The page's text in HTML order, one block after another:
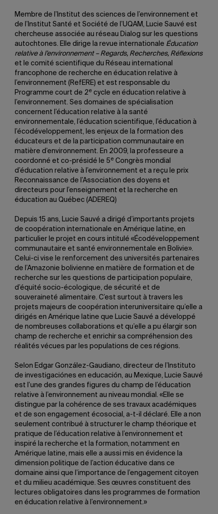
Membre de l’Institut des sciences de l’environnement et
de l’Institut Santé et Société de l’UQAM, Lucie Sauvé est
chercheuse associée au réseau Dialog sur les questions
autochtones. Elle dirige la revue internationale Éducation
relative à l’environnement – Regards, Recherches, Réflexions
et le comité scientifique du Réseau international
francophone de recherche en éducation relative à
l’environnement (RefERE) et est responsable du
Programme court de 2 e cycle en éducation relative à
l’environnement. Ses domaines de spécialisation
concernent l’éducation relative à la santé
environnementale, l’éducation scientifique, l’éducation à
l’écodéveloppement, les enjeux de la formation des
éducateurs et de la participation communautaire en
matière d’environnement. En 2009, la professeure a
coordonné et co-présidé le 5 e Congrès mondial
d’éducation relative à l’environnement et a reçu le prix
Reconnaissance de l’Association des doyens et
directeurs pour l’enseignement et la recherche en
éducation au Québec (ADEREQ)
Depuis 15 ans, Lucie Sauvé a dirigé d’importants projets
de coopération internationale en Amérique latine, en
particulier le projet en cours intitulé «Écodéveloppement
communautaire et santé environnementale en Bolivie».
Celui-ci vise le renforcement des universités partenaires
de l’Amazonie bolivienne en matière de formation et de
recherche sur les questions de participation populaire,
d’équité socio-écologique, de sécurité et de
souveraineté alimentaire. C’est surtout à travers les
projets majeurs de coopération interuniversitaire qu’elle a
dirigés en Amérique latine que Lucie Sauvé a développé
de nombreuses collaborations et qu’elle a pu élargir son
champ de recherche et enrichir sa compréhension des
réalités vécues par les populations de ces régions.
Selon Edgar González-Gaudiano, directeur de l’Instituto
de investigaciónes en educación, au Mexique, Lucie Sauvé
est l’une des grandes figures du champ de l’éducation
relative à l’environnement au niveau mondial. «Elle se
distingue par la cohérence de ses travaux académiques
et de son engagement écosocial, a-t-il déclaré. Elle a non
seulement contribué à structurer le champ théorique et
pratique de l’éducation relative à l’environnement et
inspiré la recherche et la formation, notamment en
Amérique latine, mais elle a aussi mis en évidence la
dimension politique de l’action éducative dans ce
domaine ainsi que l’importance de l’engagement citoyen
et du milieu académique. Ses œuvres constituent des
lectures obligatoires dans les programmes de formation
en éducation relative à l’environnement.»